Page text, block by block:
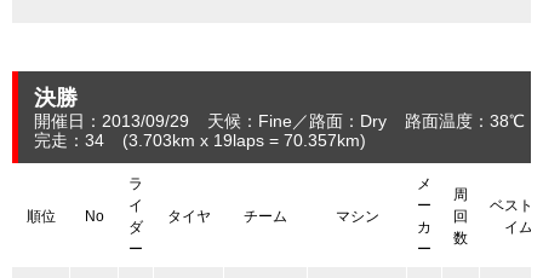
決勝
開催日：2013/09/29 天候：Fine 路面：Dry
路面温度：38℃
完走：34
(3.703km x 19laps = 70.357km)
順位 No
ラ
イ
ダ
ー
タイヤ チーム マシン
メ
ー
カ
ー
周
回
数
ベスト
イム